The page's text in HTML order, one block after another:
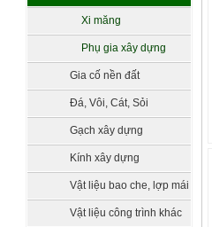
Xi măng
Phụ gia xây dựng
Gia cố nền đất
Đá, Vôi, Cát, Sỏi
Gạch xây dựng
Kính xây dựng
Vật liệu bao che, lợp mái
Vật liệu công trình khác